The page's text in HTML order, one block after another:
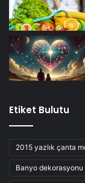
Etiket Bulutu
2015 yazlık çanta
Banyo dekorasyonu